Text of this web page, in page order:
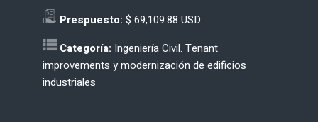
Prespuesto: $ 69,109.88 USD
Categoría: Ingeniería Civil. Tenant
improvements y modernización de edificios
industriales